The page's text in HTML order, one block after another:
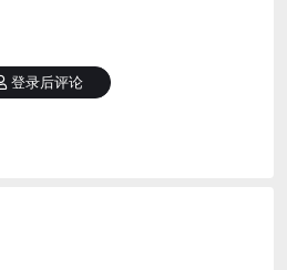
登录后评论